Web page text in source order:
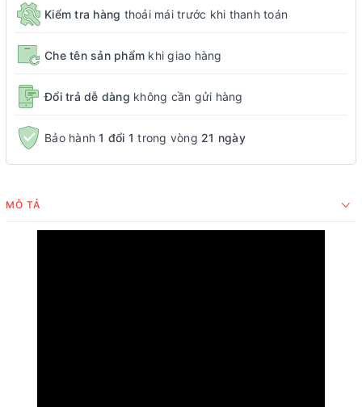
Kiểm tra hàng thoải mái trước khi thanh toán
Che tên sản phẩm khi giao hàng
Đổi trả dễ dàng không cần gửi hàng
Bảo hành1 đổi 1 trong vòng 21 ngày
MÔ TẢ